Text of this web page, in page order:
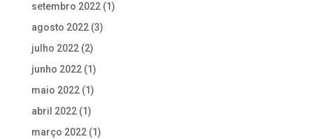
setembro 2022(1)
agosto 2022(3)
julho 2022(2)
junho 2022(1)
maio 2022(1)
abril 2022(1)
março 2022(1)